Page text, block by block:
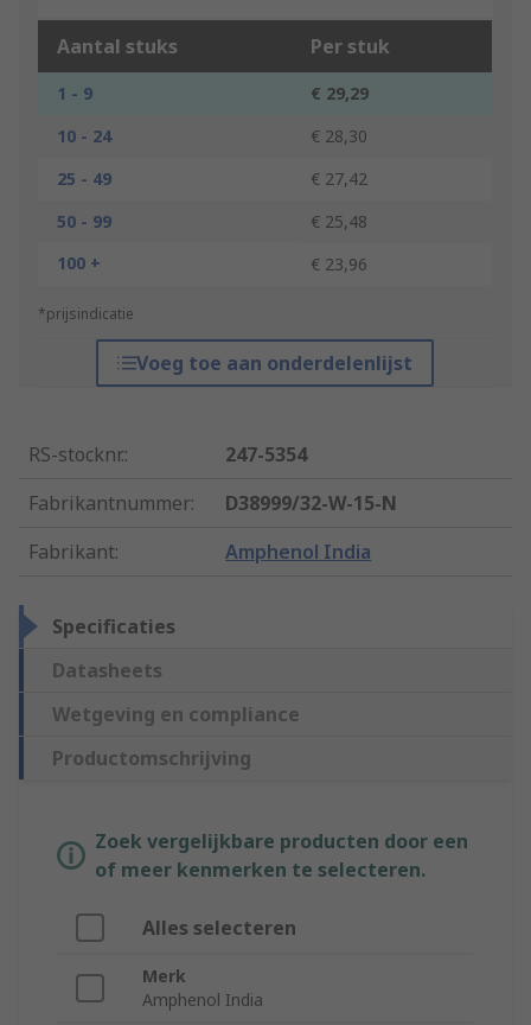
Aantal stuks Per stuk
1 - 9
€ 29,29
10 - 24
€ 28,30
25 - 49
€ 27,42
50 - 99
€ 25,48
100 +
€ 23,96
*prijsindicatie
Voeg toe aan onderdelenlijst
RS-stocknr.:
247-5354
Fabrikantnummer:
D38999/32-W-15-N
Fabrikant: Amphenol India
Specificaties
Datasheets
Wetgeving en compliance
Productomschrijving
Zoek vergelijkbare producten door een
of meer kenmerken te selecteren.
Alles selecteren
Merk
Amphenol India